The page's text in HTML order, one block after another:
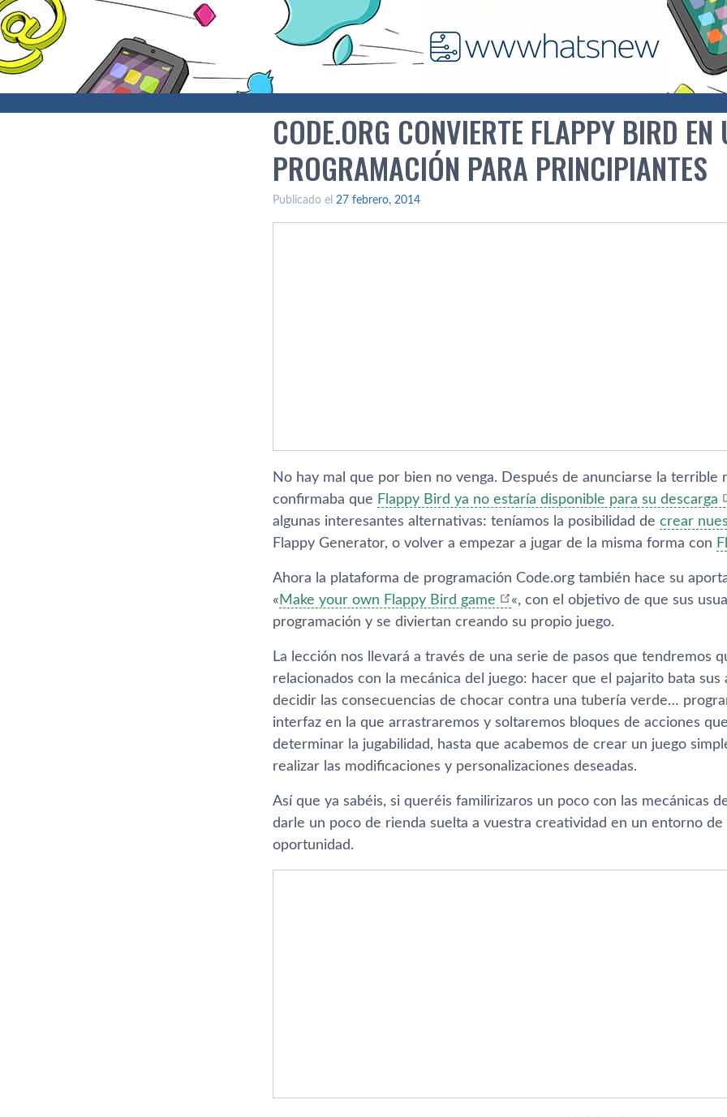
CODE.ORG CONVIERTE FLAPPY BIRD
PROGRAMACIÓN PARA PRINCIPIANTES
Publicado el 27 febrero, 2014
No hay mal que por bien no venga. Después de anunciarse la terrible
confirmaba que Flappy Bird ya no estarí­a disponible para su descarga
algunas interesantes alternativas: tení­amos la posibilidad de crear
Flappy Generator, o volver a empezar a jugar de la misma forma con
Ahora la plataforma de programación Code.org también hace su
« Make your own Flappy Bird game
«, con el objetivo de que sus
programación y se diviertan creando su propio juego.
La lección nos llevará a través de una serie de pasos que tendremos
relacionados con la mecánica del juego: hacer que el pajarito bata sus
decidir las consecuencias de chocar contra una tuberí­a verde…
interfaz en la que arrastraremos y soltaremos bloques de acciones
determinar la jugabilidad, hasta que acabemos de crear un juego
realizar las modificaciones y personalizaciones deseadas.
Así­ que ya sabéis, si queréis familirizaros un poco con las mecánicas
darle un poco de rienda suelta a vuestra creatividad en un entorno de
oportunidad.